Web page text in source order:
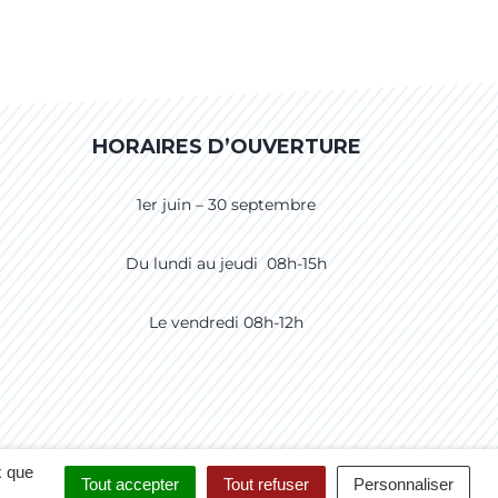
que
Tout accepter Tout refuser Personnaliser
HORAIRES D’OUVERTURE
1er juin – 30 septembre
Du lundi au jeudi 08h-15h
Le vendredi 08h-12h
POLITIQUE DE CONFIDENTIALITÉ